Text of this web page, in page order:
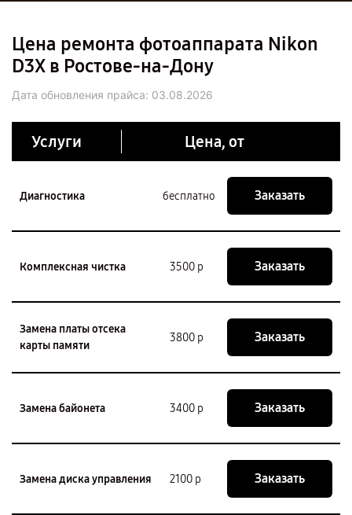
Цена ремонта фотоаппарата Nikon
D3X в Ростове-на-Дону
Дата обновления прайса: 03.08.2026
Услуги Цена, от
Диагностика бесплатно Заказать
Комплексная чистка 3500 р Заказать
Замена платы отсека
карты памяти
3800 р Заказать
Замена байонета 3400 р Заказать
Замена диска управления 2100 р Заказать